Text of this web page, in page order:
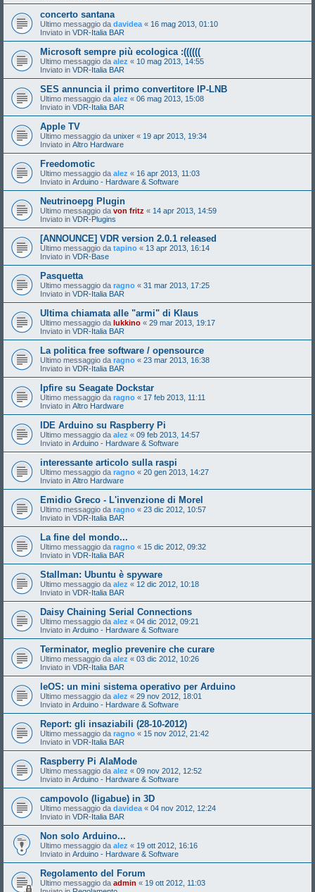
concerto santana
Ultimo messaggio da davidea « 16 mag 2013, 01:10
Inviato in VDR-Italia BAR
Microsoft sempre più ecologica :((((((
Ultimo messaggio da alez « 10 mag 2013, 14:55
Inviato in VDR-Italia BAR
SES annuncia il primo convertitore IP-LNB
Ultimo messaggio da alez « 06 mag 2013, 15:08
Inviato in VDR-Italia BAR
Apple TV
Ultimo messaggio da unixer « 19 apr 2013, 19:34
Inviato in Altro Hardware
Freedomotic
Ultimo messaggio da alez « 16 apr 2013, 11:03
Inviato in Arduino - Hardware & Software
Neutrinoepg Plugin
Ultimo messaggio da von fritz « 14 apr 2013, 14:59
Inviato in VDR-Plugins
[ANNOUNCE] VDR version 2.0.1 released
Ultimo messaggio da tapino « 13 apr 2013, 16:14
Inviato in VDR-Base
Pasquetta
Ultimo messaggio da ragno « 31 mar 2013, 17:25
Inviato in VDR-Italia BAR
Ultima chiamata alle "armi" di Klaus
Ultimo messaggio da lukkino « 29 mar 2013, 19:17
Inviato in VDR-Italia BAR
La politica free software / opensource
Ultimo messaggio da ragno « 23 mar 2013, 16:38
Inviato in VDR-Italia BAR
Ipfire su Seagate Dockstar
Ultimo messaggio da ragno « 17 feb 2013, 11:11
Inviato in Altro Hardware
IDE Arduino su Raspberry Pi
Ultimo messaggio da alez « 09 feb 2013, 14:57
Inviato in Arduino - Hardware & Software
interessante articolo sulla raspi
Ultimo messaggio da ragno « 20 gen 2013, 14:27
Inviato in Altro Hardware
Emidio Greco - L'invenzione di Morel
Ultimo messaggio da ragno « 23 dic 2012, 10:57
Inviato in VDR-Italia BAR
La fine del mondo...
Ultimo messaggio da ragno « 15 dic 2012, 09:32
Inviato in VDR-Italia BAR
Stallman: Ubuntu è spyware
Ultimo messaggio da alez « 12 dic 2012, 10:18
Inviato in VDR-Italia BAR
Daisy Chaining Serial Connections
Ultimo messaggio da alez « 04 dic 2012, 09:21
Inviato in Arduino - Hardware & Software
Terminator, meglio prevenire che curare
Ultimo messaggio da alez « 03 dic 2012, 10:26
Inviato in VDR-Italia BAR
leOS: un mini sistema operativo per Arduino
Ultimo messaggio da alez « 29 nov 2012, 18:01
Inviato in Arduino - Hardware & Software
Report: gli insaziabili (28-10-2012)
Ultimo messaggio da ragno « 15 nov 2012, 21:42
Inviato in VDR-Italia BAR
Raspberry Pi AlaMode
Ultimo messaggio da alez « 09 nov 2012, 12:52
Inviato in Arduino - Hardware & Software
campovolo (ligabue) in 3D
Ultimo messaggio da davidea « 04 nov 2012, 12:24
Inviato in VDR-Italia BAR
Non solo Arduino...
Ultimo messaggio da alez « 19 ott 2012, 16:16
Inviato in Arduino - Hardware & Software
Regolamento del Forum
Ultimo messaggio da admin « 19 ott 2012, 11:03